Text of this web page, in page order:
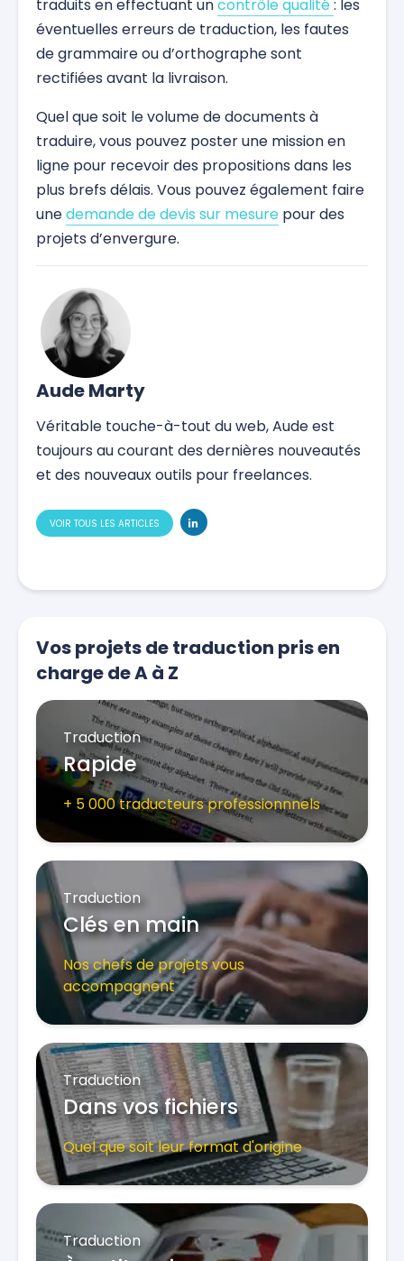
traduits en effectuant uncontrôle qualité: les
éventuelles erreurs de traduction, les fautes
de grammaire ou d’orthographe sont
rectifiées avant la livraison.
Quel que soit le volume de documents à
traduire, vous pouvez poster une mission en
ligne pour recevoir des propositions dans les
plus brefs délais. Vous pouvez également faire
unedemande de devis sur mesure pour des
projets d’envergure.
Aude Marty
Véritable touche-à-tout du web, Aude est
toujours au courant des dernières nouveautés
et des nouveaux outils pour freelances.
VOIR TOUS LES ARTICLES
Vos projets de traduction pris en
charge de A à Z
Traduction
Rapide
+ 5 000 traducteurs professionnnels
Traduction
Clés en main
Nos chefs de projets vous
accompagnent
Traduction
Dans vos fichiers
Quel que soit leur format d'origine
Traduction